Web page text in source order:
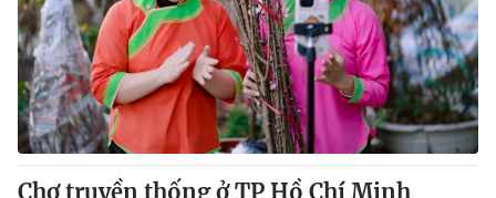
Chợ truyền thống ở TP Hồ Chí Minh